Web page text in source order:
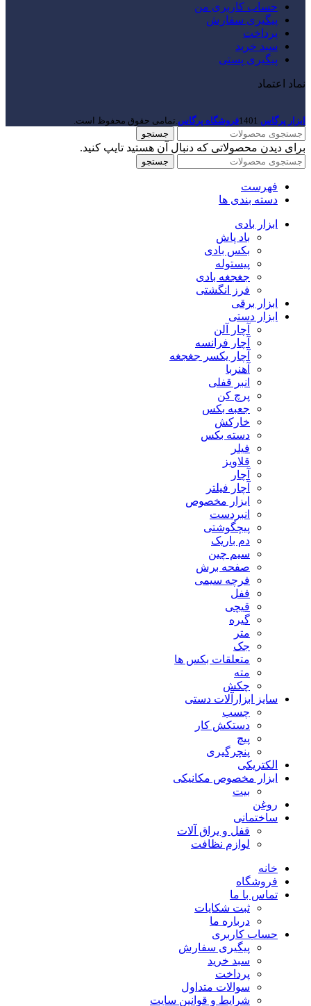
حساب کاربری من
پیگیری سفارش
پرداخت
سبد خرید
پیگیری پستی
نماد اعتماد
ابزار پرگاس 1401فروشگاه پرگاس.تمامی حقوق محفوظ است.
جستجو
برای دیدن محصولاتی که دنبال آن هستید تایپ کنید.
جستجو
فهرست
دسته بندی ها
ابزار بادی
باد پاش
بکس بادی
پیستوله
جغجغه بادی
فرز انگشتی
ابزار برقی
ابزار دستی
آچار آلن
آچار فرانسه
آچار یکسر جغجغه
آهنربا
انبر قفلی
پرچ کن
جعبه بکس
خارکش
دسته بکس
فیلر
قلاویز
آچار
آچار فیلتر
ابزار مخصوص
انبردست
پیچگوشتی
دم باریک
سیم چین
صفحه برش
فرچه سیمی
ففل
قیچی
گیره
متر
جک
متعلقات بکس ها
مته
چکش
سایز ابزارآلات دستی
چسب
دستکش کار
پیچ
پنچرگیری
الکتریکی
ابزار مخصوص مکانیکی
بیت
روغن
ساختمانی
قفل و یراق آلات
لوازم نظافت
خانه
فروشگاه
تماس با ما
ثبت شکایات
درباره ما
حساب کاربری
پیگیری سفارش
سبد خرید
پرداخت
سوالات متداول
شرایط و قوانین سایت